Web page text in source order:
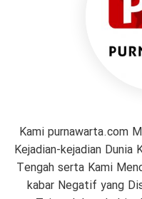
Kami purnawarta.com
Kejadian-kejadian Dunia
Tengah serta Kami
kabar Negatif yang